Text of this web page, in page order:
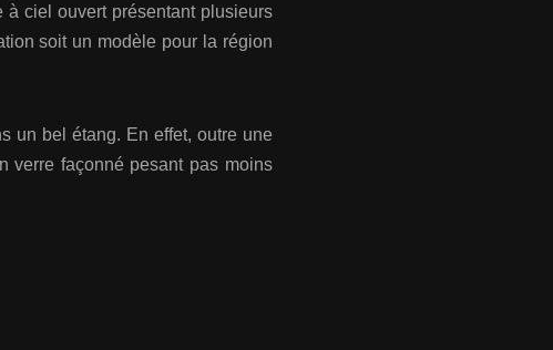
à ciel ouvert présentant plusieurs
soit un modèle pour la région
un bel étang. En effet, outre une
verre façonné pesant pas moins